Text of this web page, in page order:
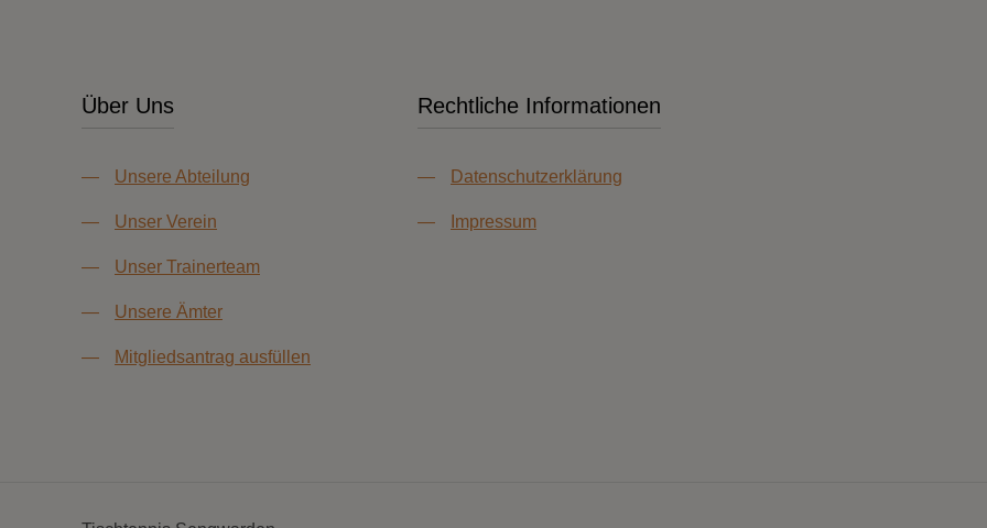
Über Uns
— Unsere Abteilung
— Unser Verein
— Unser Trainerteam
— Unsere Ämter
— Mitgliedsantrag ausfüllen
Rechtliche Informationen
— Datenschutzerklärung
— Impressum